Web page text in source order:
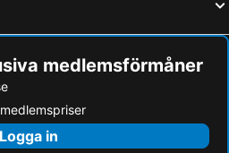
medlemsförmåner
Logga in